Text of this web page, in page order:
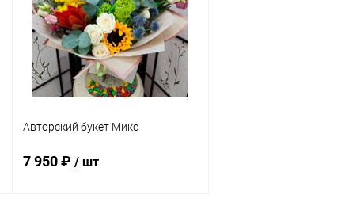
В избранное В наличии
Авторский букет Микс
7 950 ₽ / шт